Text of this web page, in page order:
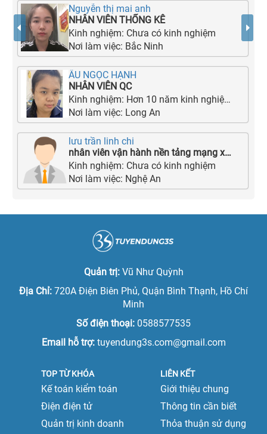
Nguyễn thị mai anh
NHÂN VIÊN THỐNG KÊ
Kinh nghiệm: Chưa có kinh nghiệm
Nơi làm việc: Bắc Ninh
ÂU NGỌC HẠNH
NHÂN VIÊN QC
Kinh nghiệm: Hơn 10 năm kinh nghiệm
Nơi làm việc: Long An
lưu trần linh chi
nhân viên vận hành nền tảng mạng xã hội
Kinh nghiệm: Chưa có kinh nghiệm
Nơi làm việc: Nghệ An
Quản trị: Vũ Như Quỳnh
Địa Chỉ: 720A Điện Biên Phủ, Quận Bình Thạnh, Hồ Chí
Minh
Số điện thoại: 0588577535
Email hỗ trợ: tuyendung3s.com@gmail.com
TOP TỪ KHÓA
Kế toán kiểm toán
Điện điện tử
Quản trị kinh doanh
LIÊN KẾT
Giới thiệu chung
Thông tin cần biết
Thỏa thuận sử dụng